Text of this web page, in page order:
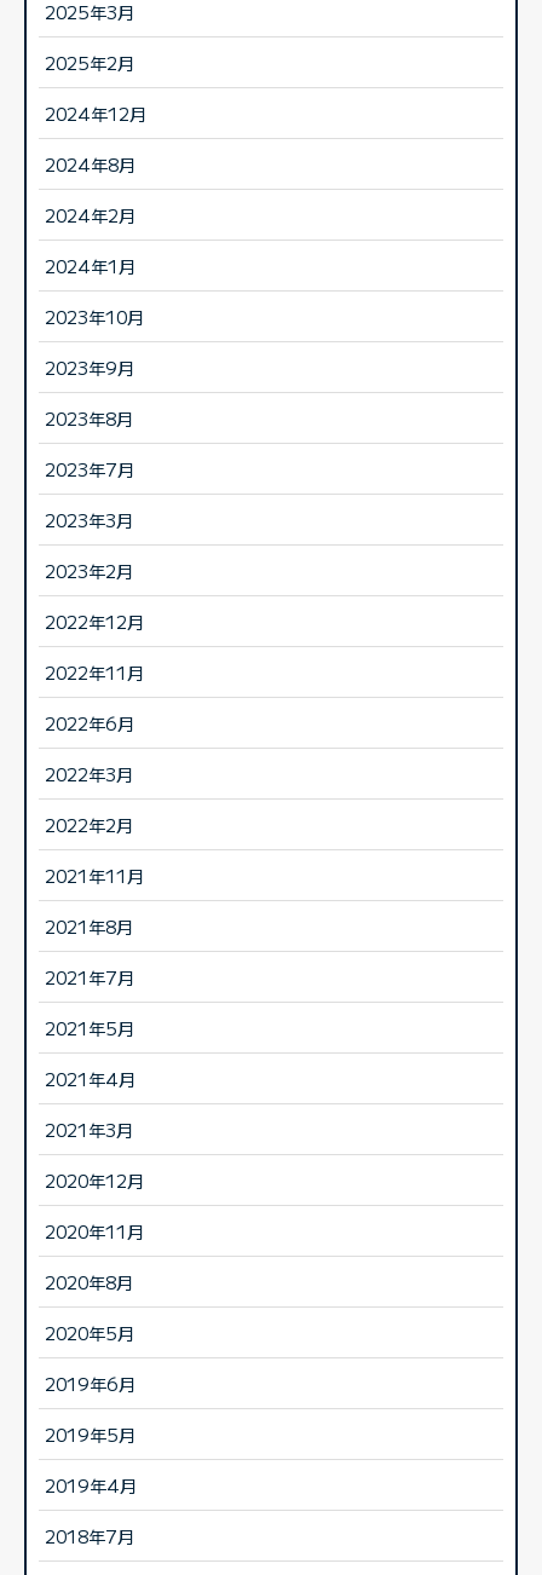
2025年3月
2025年2月
2024年12月
2024年8月
2024年2月
2024年1月
2023年10月
2023年9月
2023年8月
2023年7月
2023年3月
2023年2月
2022年12月
2022年11月
2022年6月
2022年3月
2022年2月
2021年11月
2021年8月
2021年7月
2021年5月
2021年4月
2021年3月
2020年12月
2020年11月
2020年8月
2020年5月
2019年6月
2019年5月
2019年4月
2018年7月